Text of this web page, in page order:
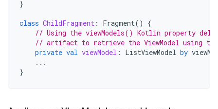
}
class ChildFragment : Fragment()
{
// Using the viewModels() Kotlin property
// artifact to retrieve the ViewModel using the
private val viewModel : ListViewModel by
...
}